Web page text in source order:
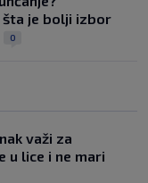
je bolji izbor
0
važi za
u lice i ne mari